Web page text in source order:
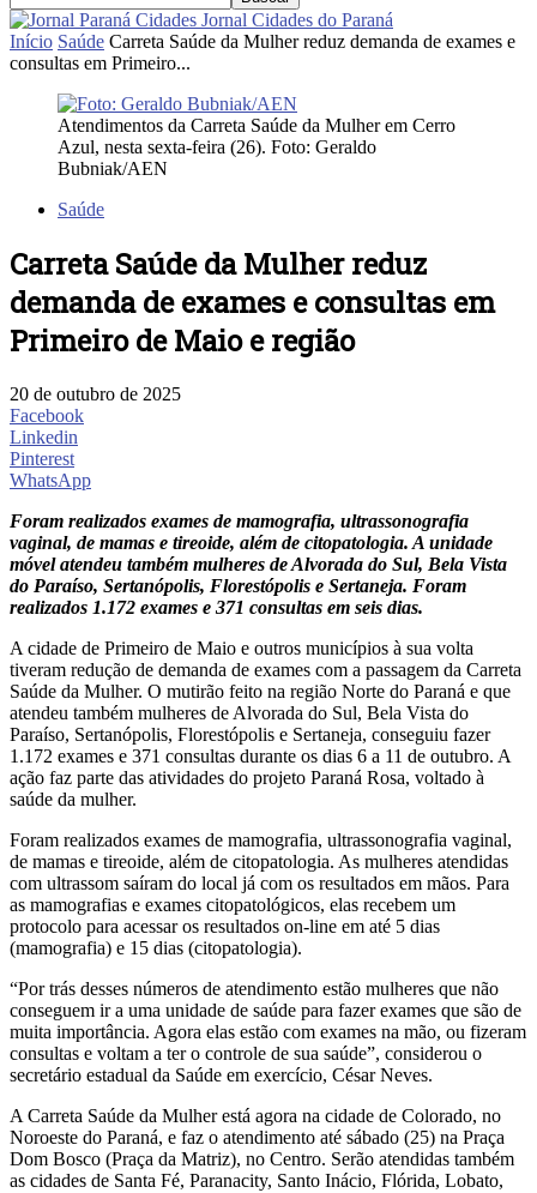
Jornal Cidades do Paraná
Início Saúde Carreta Saúde da Mulher reduz demanda de exames e
consultas em Primeiro...
Atendimentos da Carreta Saúde da Mulher em Cerro
Azul, nesta sexta-feira (26). Foto: Geraldo
Bubniak/AEN
Saúde
Carreta Saúde da Mulher reduz
demanda de exames e consultas em
Primeiro de Maio e região
20 de outubro de 2025
Facebook
Linkedin
Pinterest
WhatsApp
Foram realizados exames de mamografia, ultrassonografia
vaginal, de mamas e tireoide, além de citopatologia. A unidade
móvel atendeu também mulheres de Alvorada do Sul, Bela Vista
do Paraíso, Sertanópolis, Florestópolis e Sertaneja. Foram
realizados 1.172 exames e 371 consultas em seis dias.
A cidade de Primeiro de Maio e outros municípios à sua volta
tiveram redução de demanda de exames com a passagem da Carreta
Saúde da Mulher. O mutirão feito na região Norte do Paraná e que
atendeu também mulheres de Alvorada do Sul, Bela Vista do
Paraíso, Sertanópolis, Florestópolis e Sertaneja, conseguiu fazer
1.172 exames e 371 consultas durante os dias 6 a 11 de outubro. A
ação faz parte das atividades do projeto Paraná Rosa, voltado à
saúde da mulher.
Foram realizados exames de mamografia, ultrassonografia vaginal,
de mamas e tireoide, além de citopatologia. As mulheres atendidas
com ultrassom saíram do local já com os resultados em mãos. Para
as mamografias e exames citopatológicos, elas recebem um
protocolo para acessar os resultados on-line em até 5 dias
(mamografia) e 15 dias (citopatologia).
“Por trás desses números de atendimento estão mulheres que não
conseguem ir a uma unidade de saúde para fazer exames que são de
muita importância. Agora elas estão com exames na mão, ou fizeram
consultas e voltam a ter o controle de sua saúde”, considerou o
secretário estadual da Saúde em exercício, César Neves.
A Carreta Saúde da Mulher está agora na cidade de Colorado, no
Noroeste do Paraná, e faz o atendimento até sábado (25) na Praça
Dom Bosco (Praça da Matriz), no Centro. Serão atendidas também
as cidades de Santa Fé, Paranacity, Santo Inácio, Flórida, Lobato,